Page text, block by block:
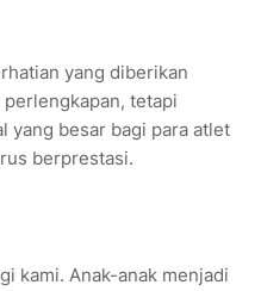
yang diberikan
tetapi
yang besar bagi para atlet
berprestasi.
kami. Anak-anak menjadi